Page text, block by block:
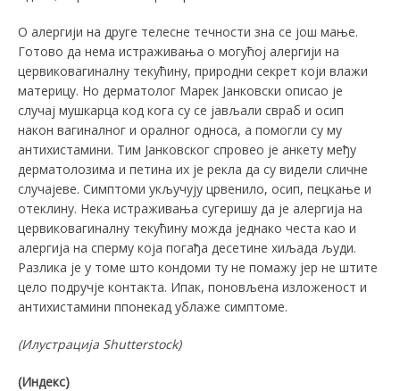
О алергији на друге телесне течности зна се још мање.
Готово да нема истраживања о могућој алергији на
цервиковагиналну текућину, природни секрет који влажи
материцу. Но дерматолог Марек Јанковски описао је
случај мушкарца код кога су се јављали свраб и осип
након вагиналног и оралног односа, а помогли су му
антихистамини. Тим Јанковског спровео је анкету међу
дерматолозима и петина их је рекла да су видели сличне
случајеве. Симптоми укључују црвенило, осип, пецкање и
отеклину. Нека истраживања сугеришу да је алергија на
цервиковагиналну текућину можда једнако честа као и
алергија на сперму која погађа десетине хиљада људи.
Разлика је у томе што кондоми ту не помажу јер не штите
цело подручје контакта. Ипак, поновљена изложеност и
антихистамини ппонекад ублаже симптоме.
(Илустрација Shutterstock)
(Индекс)